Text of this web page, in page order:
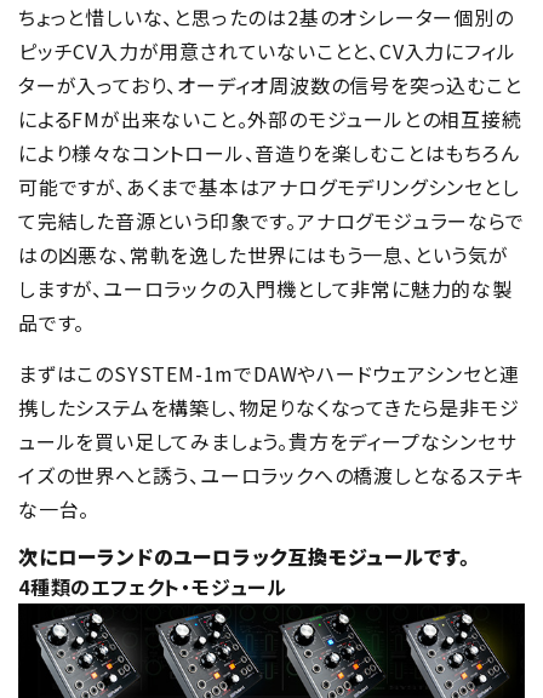
ちょっと惜しいな、と思ったのは2基のオシレーター個別の
ピッチCV入力が用意されていないことと、CV入力にフィル
ターが入っており、オーディオ周波数の信号を突っ込むこと
によるFMが出来ないこと。外部のモジュールとの相互接続
により様々なコントロール、音造りを楽しむことはもちろん
可能ですが、あくまで基本はアナログモデリングシンセとし
て完結した音源という印象です。アナログモジュラーならで
はの凶悪な、常軌を逸した世界にはもう一息、という気が
しますが、ユーロラックの入門機として非常に魅力的な製
品です。
まずはこのSYSTEM-1mでDAWやハードウェアシンセと連
携したシステムを構築し、物足りなくなってきたら是非モジ
ュールを買い足してみましょう。貴方をディープなシンセサ
イズの世界へと誘う、ユーロラックへの橋渡しとなるステキ
な一台。
次にローランドのユーロラック互換モジュールです。
4種類のエフェクト・モジュール